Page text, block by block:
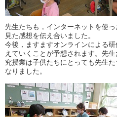
先生たちも，インターネットを使
見た感想を伝え合いました。
今後，ますますオンラインによる
えていくことが予想されます。先
究授業は子供たちにとっても先生
なりました。